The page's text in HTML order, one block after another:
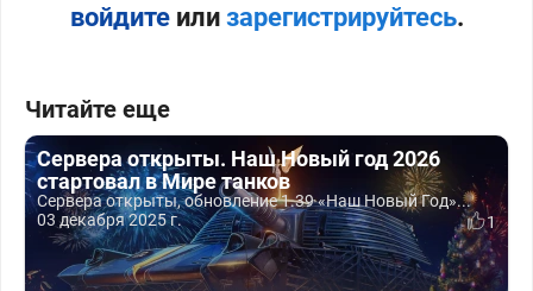
войдитеили зарегистрируйтесь.
Читайте еще
Сервера открыты. Наш Новый год 2026
стартовал в Мире танков
Сервера открыты, обновление 1.39 «Наш Новый Год»...
03 декабря 2025 г.
1